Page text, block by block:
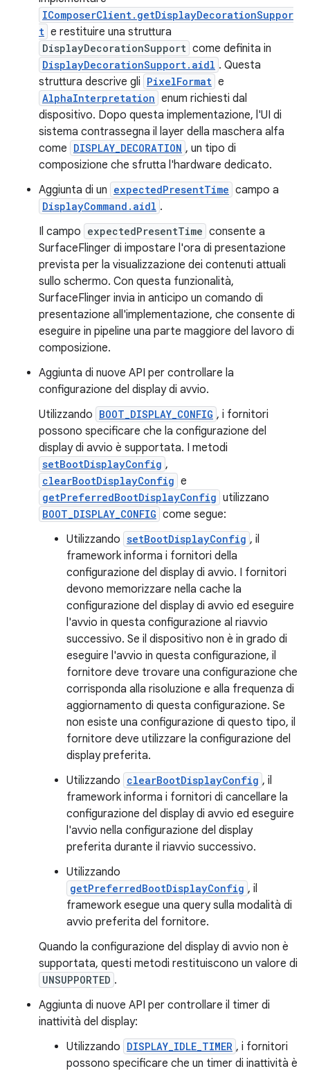
IComposerClient.getDisplayDecorationSuppor
t e restituire una struttura
DisplayDecorationSupport come definita in
DisplayDecorationSupport.aidl . Questa
struttura descrive gli PixelFormat e
AlphaInterpretation enum richiesti dal
dispositivo. Dopo questa implementazione, l'UI di
sistema contrassegna il layer della maschera alfa
come DISPLAY_DECORATION , un tipo di
composizione che sfrutta l'hardware dedicato.
Aggiunta di un expectedPresentTime campo a
DisplayCommand.aidl .
Il campo expectedPresentTime consente a
SurfaceFlinger di impostare l'ora di presentazione
prevista per la visualizzazione dei contenuti attuali
sullo schermo. Con questa funzionalità,
SurfaceFlinger invia in anticipo un comando di
presentazione all'implementazione, che consente di
eseguire in pipeline una parte maggiore del lavoro di
composizione.
Aggiunta di nuove API per controllare la
configurazione del display di avvio.
Utilizzando BOOT_DISPLAY_CONFIG , i fornitori
possono specificare che la configurazione del
display di avvio è supportata. I metodi
setBootDisplayConfig ,
clearBootDisplayConfig e
getPreferredBootDisplayConfig utilizzano
BOOT_DISPLAY_CONFIG come segue:
Utilizzando setBootDisplayConfig , il
framework informa i fornitori della
configurazione del display di avvio. I fornitori
devono memorizzare nella cache la
configurazione del display di avvio ed eseguire
l'avvio in questa configurazione al riavvio
successivo. Se il dispositivo non è in grado di
eseguire l'avvio in questa configurazione, il
fornitore deve trovare una configurazione che
corrisponda alla risoluzione e alla frequenza di
aggiornamento di questa configurazione. Se
non esiste una configurazione di questo tipo, il
fornitore deve utilizzare la configurazione del
display preferita.
Utilizzando clearBootDisplayConfig , il
framework informa i fornitori di cancellare la
configurazione del display di avvio ed eseguire
l'avvio nella configurazione del display
preferita durante il riavvio successivo.
Utilizzando
getPreferredBootDisplayConfig , il
framework esegue una query sulla modalità di
avvio preferita del fornitore.
Quando la configurazione del display di avvio non è
supportata, questi metodi restituiscono un valore di
UNSUPPORTED .
Aggiunta di nuove API per controllare il timer di
inattività del display:
Utilizzando DISPLAY_IDLE_TIMER , i fornitori
possono specificare che un timer di inattività è